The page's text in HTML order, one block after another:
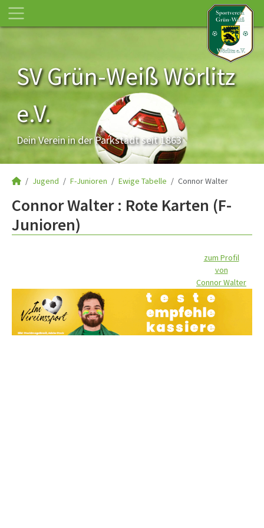
SV Grün-Weiß Wörlitz
e.V.
Dein Verein in der Parkstadt seit 1863
Jugend F-Junioren Ewige Tabelle Connor Walter
Connor Walter : Rote Karten (F-
Junioren)
zum Profil
von
Connor Walter